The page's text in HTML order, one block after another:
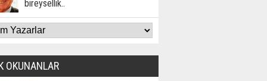
bireysellik..
OKUNANLAR